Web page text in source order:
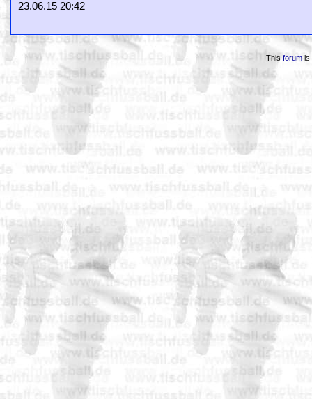
23.06.15 20:42
Thisforumis